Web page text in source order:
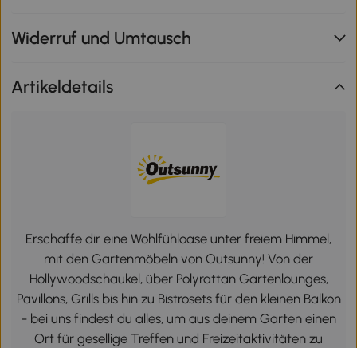
Widerruf und Umtausch
Artikeldetails
Erschaffe dir eine Wohlfühloase unter freiem Himmel,
mit den Gartenmöbeln von Outsunny! Von der
Hollywoodschaukel, über Polyrattan Gartenlounges,
Pavillons, Grills bis hin zu Bistrosets für den kleinen Balkon
- bei uns findest du alles, um aus deinem Garten einen
Ort für gesellige Treffen und Freizeitaktivitäten zu